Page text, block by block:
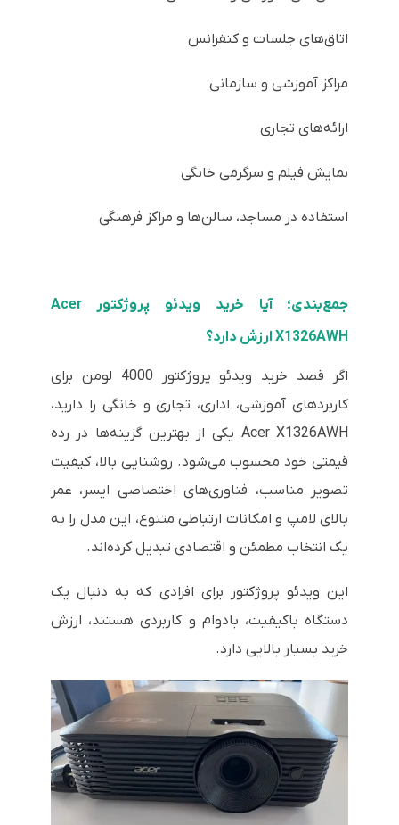
اتاق‌های جلسات و کنفرانس
مراکز آموزشی و سازمانی
ارائه‌های تجاری
نمایش فیلم و سرگرمی خانگی
استفاده در مساجد، سالن‌ها و مراکز فرهنگی
جمع‌بندی؛ آیا خرید ویدئو پروژکتور Acer
X1326AWH ارزش دارد؟
اگر قصد خرید ویدئو پروژکتور 4000 لومن برای
کاربردهای آموزشی، اداری، تجاری و خانگی را دارید،
Acer X1326AWH یکی از بهترین گزینه‌ها در رده
قیمتی خود محسوب می‌شود. روشنایی بالا، کیفیت
تصویر مناسب، فناوری‌های اختصاصی ایسر، عمر
بالای لامپ و امکانات ارتباطی متنوع، این مدل را به
یک انتخاب مطمئن و اقتصادی تبدیل کرده‌اند.
این ویدئو پروژکتور برای افرادی که به دنبال یک
دستگاه باکیفیت، بادوام و کاربردی هستند، ارزش
خرید بسیار بالایی دارد.